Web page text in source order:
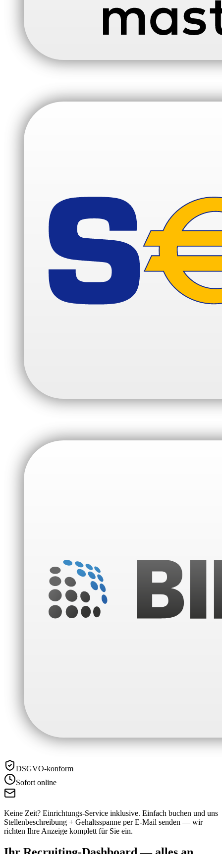
DSGVO-konform
Sofort online
Keine Zeit? Einrichtungs-Service inklusive. Einfach buchen und uns
Stellenbeschreibung + Gehaltsspanne per E-Mail senden — wir
richten Ihre Anzeige komplett für Sie ein.